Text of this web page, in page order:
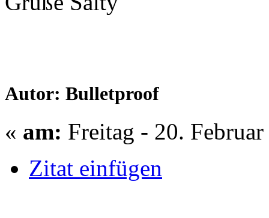
Autor: Bulletproof
« am: Freitag - 20.
Zitat einfügen